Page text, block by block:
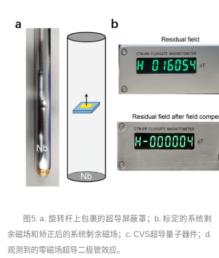
图5. a. 旋转杆上包裹的超导屏蔽罩；b. 标定的系统剩
余磁场和矫正后的系统剩余磁场；c. CVS超导量子器件；d.
观测到的零磁场超导二极管效应。